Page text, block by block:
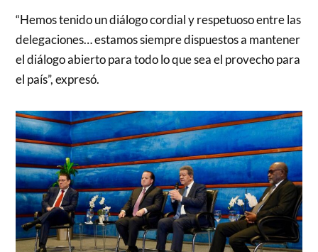
“Hemos tenido un diálogo cordial y respetuoso entre las
delegaciones… estamos siempre dispuestos a mantener
el diálogo abierto para todo lo que sea el provecho para
el país”, expresó.